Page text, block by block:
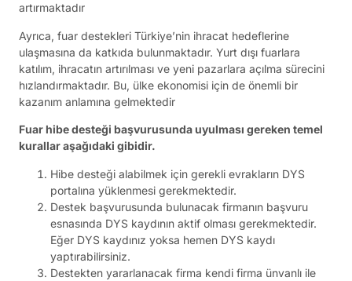
artırmaktadır
Ayrıca, fuar destekleri Türkiye’nin ihracat hedeflerine
ulaşmasına da katkıda bulunmaktadır. Yurt dışı fuarlara
katılım, ihracatın artırılması ve yeni pazarlara açılma sürecini
hızlandırmaktadır. Bu, ülke ekonomisi için de önemli bir
kazanım anlamına gelmektedir
Fuar hibe desteği başvurusunda uyulması gereken temel
kurallar aşağıdaki gibidir.
Hibe desteği alabilmek için gerekli evrakların DYS
portalına yüklenmesi gerekmektedir.
Destek başvurusunda bulunacak firmanın başvuru
esnasında DYS kaydının aktif olması gerekmektedir.
Eğer DYS kaydınız yoksa hemen DYS kaydı
yaptırabilirsiniz.
Destekten yararlanacak firma kendi firma ünvanlı ile